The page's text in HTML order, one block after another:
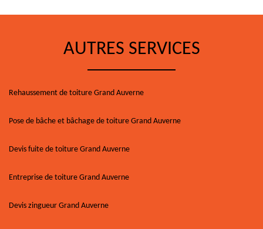
AUTRES SERVICES
Rehaussement de toiture Grand Auverne
Pose de bâche et bâchage de toiture Grand Auverne
Devis fuite de toiture Grand Auverne
Entreprise de toiture Grand Auverne
Devis zingueur Grand Auverne